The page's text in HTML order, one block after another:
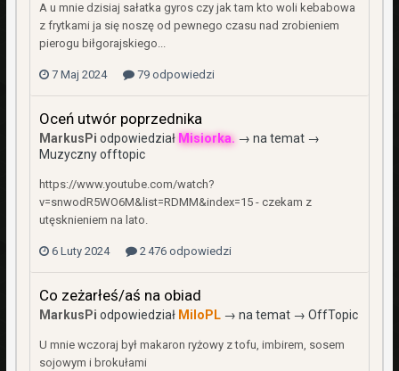
A u mnie dzisiaj sałatka gyros czy jak tam kto woli kebabowa
z frytkami ja się noszę od pewnego czasu nad zrobieniem
pierogu biłgorajskiego...
7 Maj 2024 79 odpowiedzi
Oceń utwór poprzednika
MarkusPi odpowiedział Misiorka. → na temat →
Muzyczny offtopic
https://www.youtube.com/watch?
v=snwodR5WO6M&list=RDMM&index=15 - czekam z
utęsknieniem na lato.
6 Luty 2024 2 476 odpowiedzi
Co zeżarłeś/aś na obiad
MarkusPi odpowiedział MiloPL→ na temat → OffTopic
U mnie wczoraj był makaron ryżowy z tofu, imbirem, sosem
sojowym i brokułami